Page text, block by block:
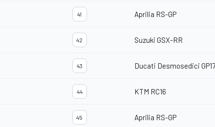
41 Aprilia RS-GP
42 Suzuki GSX-RR
43 Ducati Desmosedici GP17
44 KTM RC16
45 Aprilia RS-GP